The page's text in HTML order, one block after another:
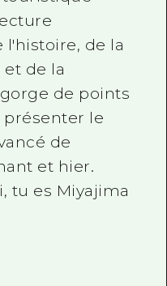
de Photos
l'histoire, de la
de la
de points
présenter le
de
et hier.
tu es Miyajima